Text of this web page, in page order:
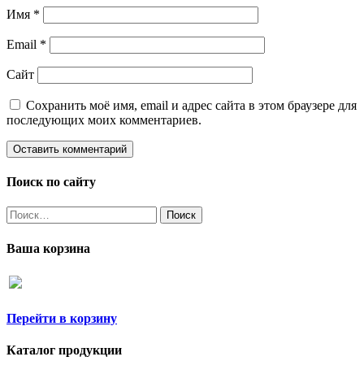
Имя *
Email *
Сайт
Сохранить моё имя, email и адрес сайта в этом браузере для
последующих моих комментариев.
Поиск по сайту
Найти:
Ваша корзина
Перейти в корзину
Каталог продукции